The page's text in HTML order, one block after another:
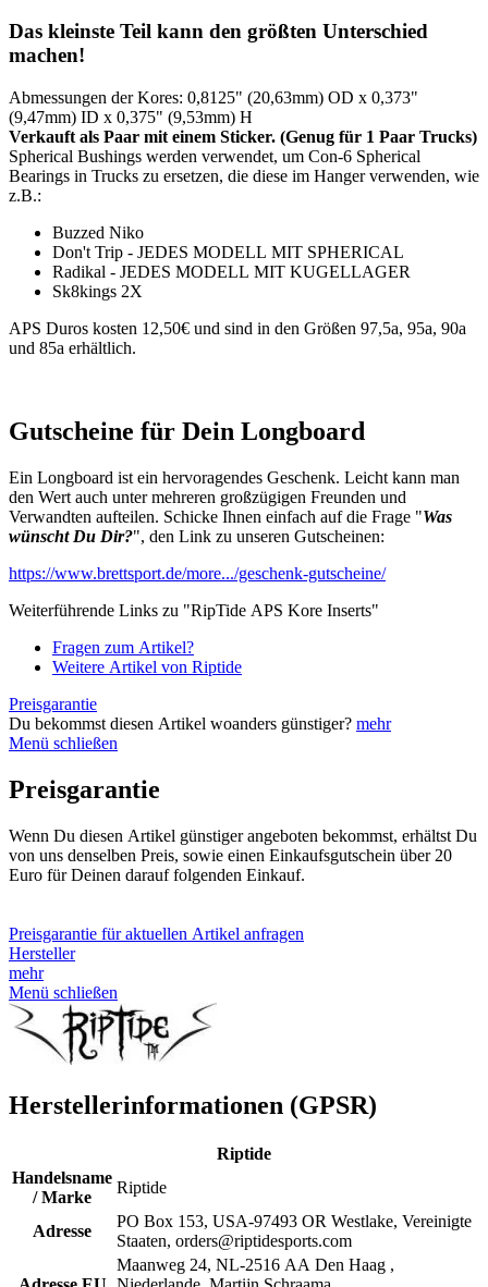
Das kleinste Teil kann den größten Unterschied
machen!
Abmessungen der Kores: 0,8125" (20,63mm) OD x 0,373"
(9,47mm) ID x 0,375" (9,53mm) H
Verkauft als Paar mit einem Sticker. (Genug für 1 Paar Trucks)
Spherical Bushings werden verwendet, um Con-6 Spherical
Bearings in Trucks zu ersetzen, die diese im Hanger verwenden, wie
z.B.:
Buzzed Niko
Don't Trip - JEDES MODELL MIT SPHERICAL
Radikal - JEDES MODELL MIT KUGELLAGER
Sk8kings 2X
APS Duros kosten 12,50€ und sind in den Größen 97,5a, 95a, 90a
und 85a erhältlich.
Gutscheine für Dein Longboard
Ein Longboard ist ein hervoragendes Geschenk. Leicht kann man
den Wert auch unter mehreren großzügigen Freunden und
Verwandten aufteilen. Schicke Ihnen einfach auf die Frage "Was
wünscht Du Dir?", den Link zu unseren Gutscheinen:
https://www.brettsport.de/more.../geschenk-gutscheine/
Weiterführende Links zu "RipTide APS Kore Inserts"
Fragen zum Artikel?
Weitere Artikel von Riptide
Preisgarantie
Du bekommst diesen Artikel woanders günstiger? mehr
Menü schließen
Preisgarantie
Wenn Du diesen Artikel günstiger angeboten bekommst, erhältst Du
von uns denselben Preis, sowie einen Einkaufsgutschein über 20
Euro für Deinen darauf folgenden Einkauf.
Preisgarantie für aktuellen Artikel anfragen
Hersteller
mehr
Menü schließen
Herstellerinformationen (GPSR)
Riptide
Handelsname
/ Marke
Riptide
Adresse
PO Box 153, USA-97493 OR Westlake, Vereinigte
Staaten, orders@riptidesports.com
Maanweg 24, NL-2516 AA Den Haag ,